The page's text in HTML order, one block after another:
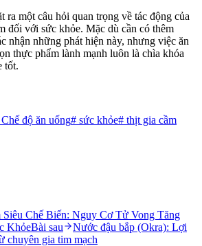
ra một câu hỏi quan trọng về tác động của
đối với sức khỏe. Mặc dù cần có thêm
nhận những phát hiện này, nhưng việc ăn
thực phẩm lành mạnh luôn là chìa khóa
tốt.
Chế độ ăn uống# sức khỏe# thịt gia cầm
Siêu Chế Biến: Nguy Cơ Tử Vong Tăng
KhỏeBài sau
Nước đậu bắp (Okra): Lợi
chuyên gia tim mạch